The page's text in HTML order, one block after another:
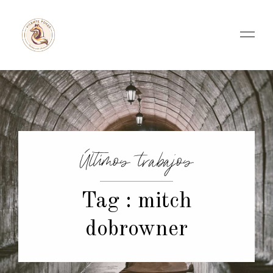
Últimos trabajos
Tag : mitch
dobrowner